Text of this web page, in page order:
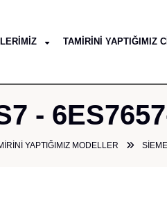
TAMIRINI YAPTIĞIMIZ
-
YAPTIĞIMIZ MODELLER